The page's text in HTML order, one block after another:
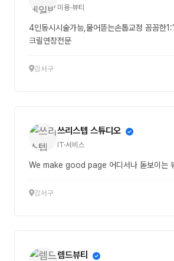
미용·뷰티
4인동시시술가능,물어뜯는손톱교정 꼼꼼한
크릴연장전문
강서구
쓰리스텝 스튜디오
IT·서비스
We make good page 어디서나 돋보이는
강서구
렘드뷰티